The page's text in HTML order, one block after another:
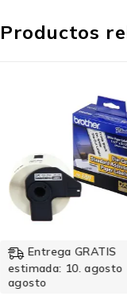
Productos
Entrega GRATIS
estimada: 10. agosto
agosto